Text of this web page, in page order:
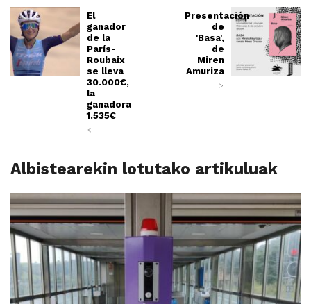
El
ganador
de la
París-
Roubaix
se lleva
30.000€,
la
ganadora
1.535€
<
Presentación
de
'Basa',
de
Miren
Amuriza
>
Albistearekin lotutako artikuluak